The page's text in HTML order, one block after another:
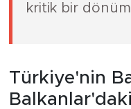
kritik bir
Türkiye'nin